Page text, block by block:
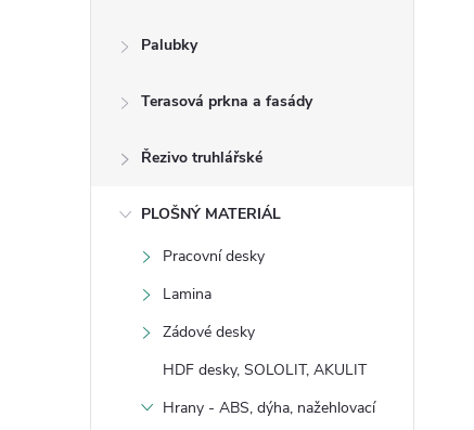
Palubky
Terasová prkna a fasády
Řezivo truhlářské
PLOŠNÝ MATERIÁL
Pracovní desky
Lamina
Zádové desky
HDF desky, SOLOLIT, AKULIT
Hrany - ABS, dýha, nažehlovací